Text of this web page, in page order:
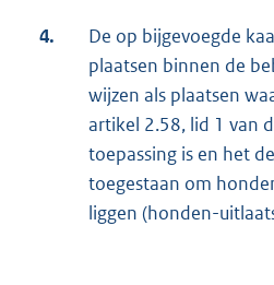
4.
De op bijgevoegde
plaatsen binnen de
wijzen als plaatsen
artikel 2.58, lid 1 van
toepassing is en het
toegestaan om
liggen (honden-